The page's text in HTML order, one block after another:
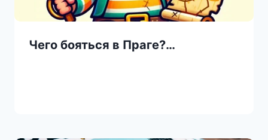
Чего бояться в Праге?…